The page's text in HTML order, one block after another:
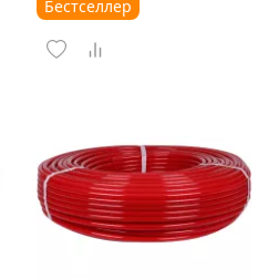
Бестселлер